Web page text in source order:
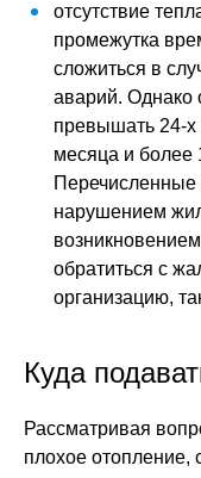
отсутствие
промежутка
сложиться в
аварий. Однако
превышать 24-х
месяца и более
нарушением
обратиться с
организацию,
Куда
Рассматривая
плохое отопление,